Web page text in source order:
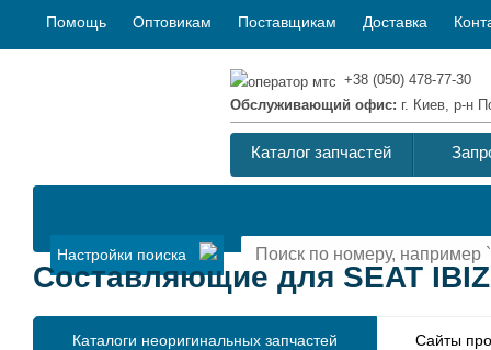
Помощь Оптовикам Поставщикам Доставка
+38 (050) 478-77-30
Обслуживающий офис: г. Киев, р-н
Каталог запчастей
Настройки поиска
Составляющие для SEAT
Каталоги неоригинальных запчастей Сайты